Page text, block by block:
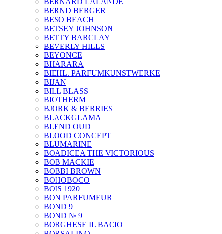
BERNARD LALANDE
BERND BERGER
BESO BEACH
BETSEY JOHNSON
BETTY BARCLAY
BEVERLY HILLS
BEYONCE
BHARARA
BIEHL. PARFUMKUNSTWERKE
BIJAN
BILL BLASS
BIOTHERM
BJORK & BERRIES
BLACKGLAMA
BLEND OUD
BLOOD CONCEPT
BLUMARINE
BOADICEA THE VICTORIOUS
BOB MACKIE
BOBBI BROWN
BOHOBOCO
BOIS 1920
BON PARFUMEUR
BOND 9
BOND № 9
BORGHESE IL BACIO